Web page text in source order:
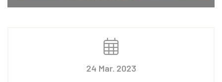
24 Mar. 2023